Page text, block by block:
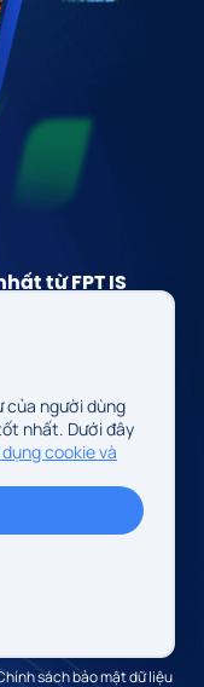
từ FPT IS
*
sách bảo mật dữ liệu
của người dùng
nhất. Dưới đây
cookie và